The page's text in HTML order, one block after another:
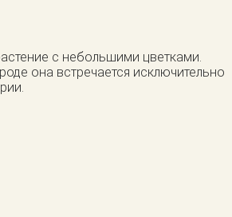
с небольшими цветками.
она встречается исключительно